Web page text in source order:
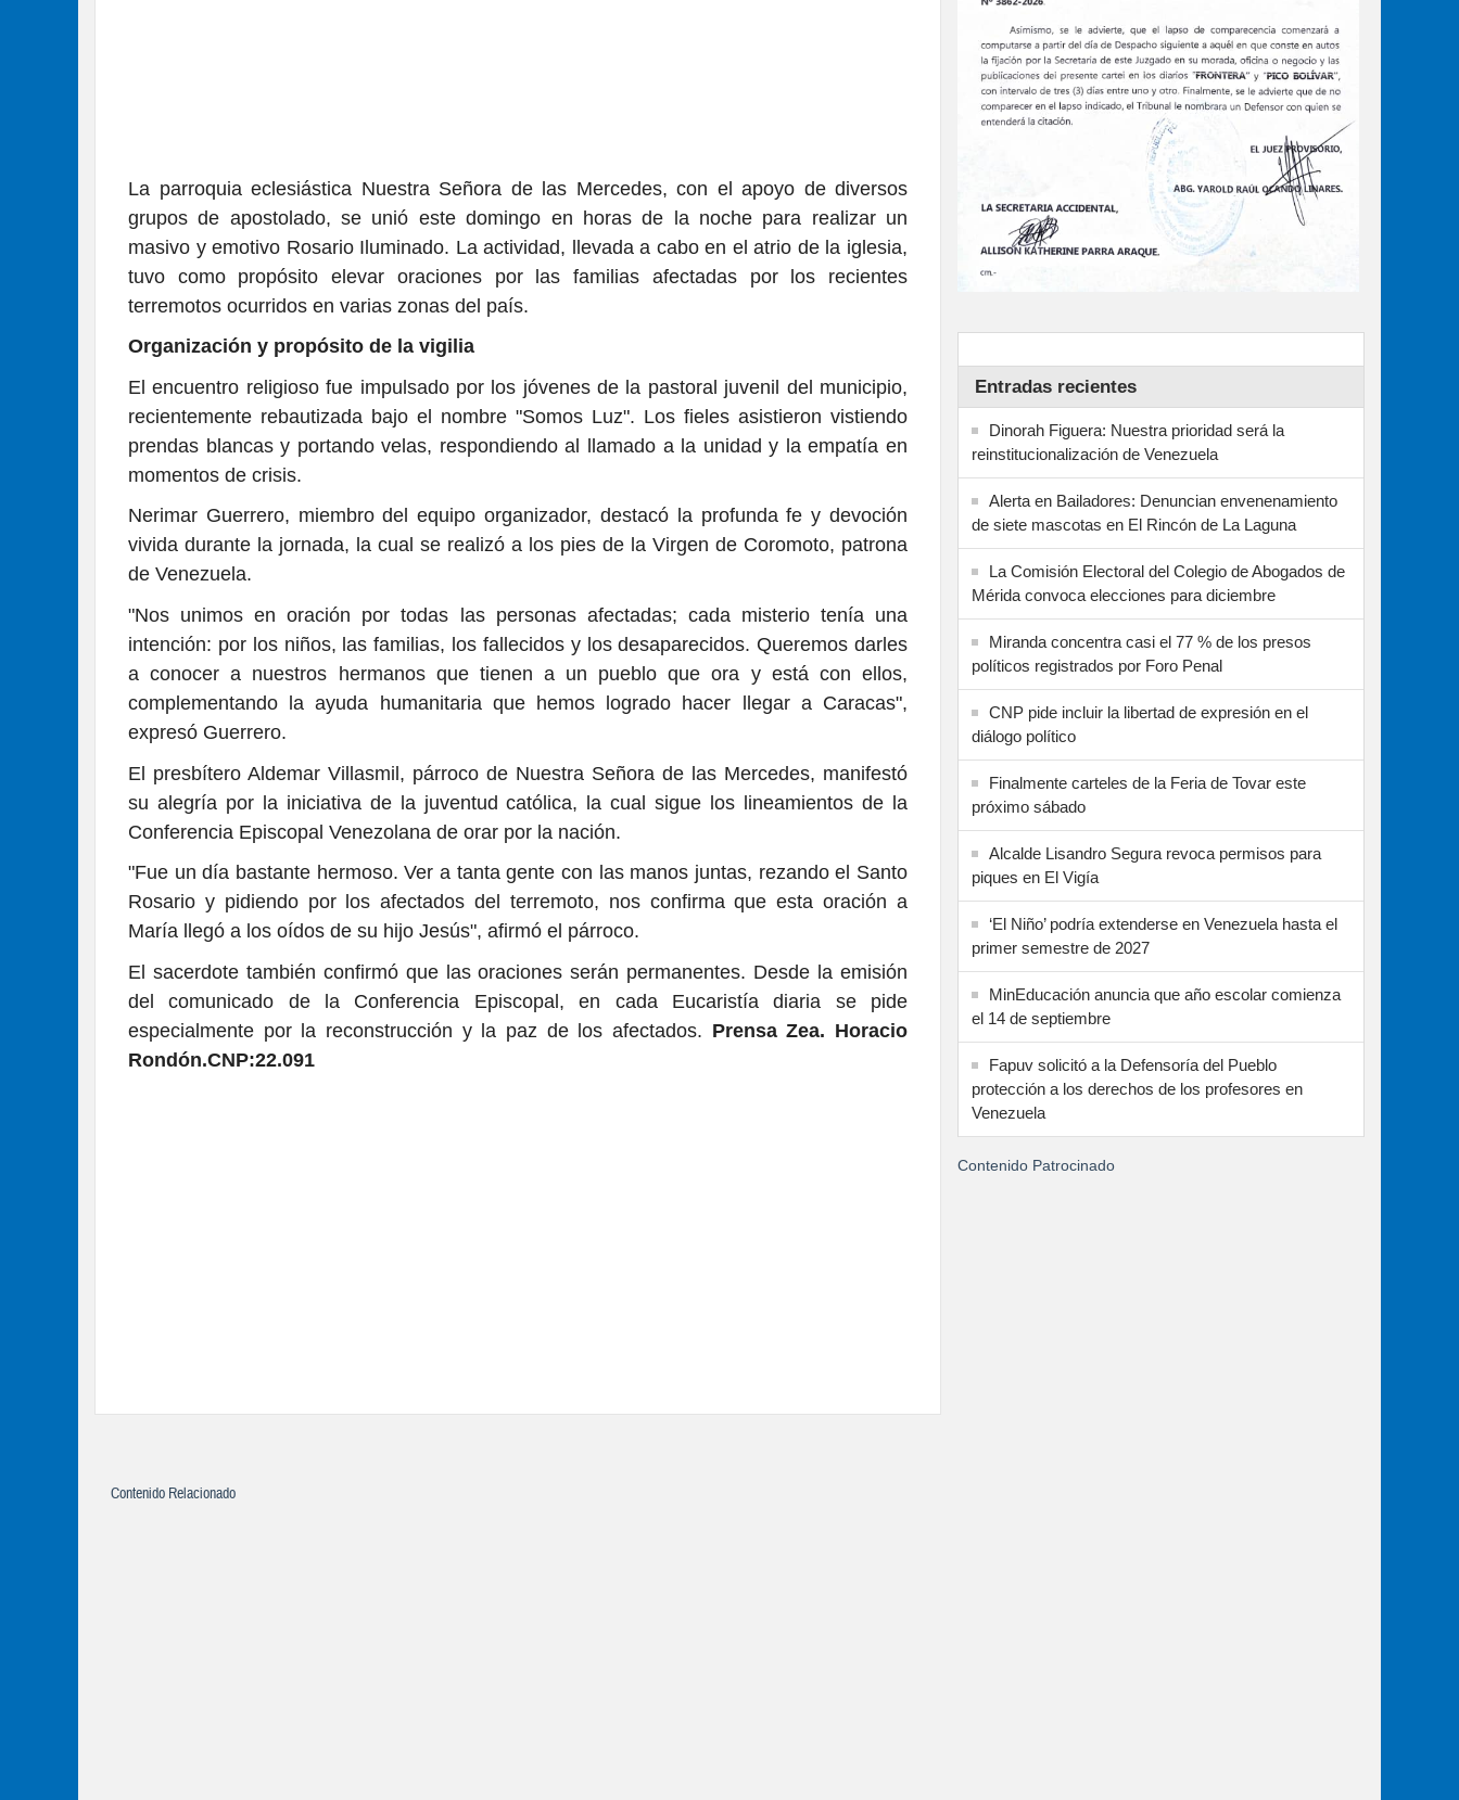
La parroquia eclesiástica Nuestra Señora de las Mercedes, con el apoyo de diversos
grupos de apostolado, se unió este domingo en horas de la noche para realizar un
masivo y emotivo Rosario Iluminado. La actividad, llevada a cabo en el atrio de la iglesia,
tuvo como propósito elevar oraciones por las familias afectadas por los recientes
terremotos ocurridos en varias zonas del país.
Organización y propósito de la vigilia
El encuentro religioso fue impulsado por los jóvenes de la pastoral juvenil del municipio,
recientemente rebautizada bajo el nombre "Somos Luz". Los fieles asistieron vistiendo
prendas blancas y portando velas, respondiendo al llamado a la unidad y la empatía en
momentos de crisis.
Nerimar Guerrero, miembro del equipo organizador, destacó la profunda fe y devoción
vivida durante la jornada, la cual se realizó a los pies de la Virgen de Coromoto, patrona
de Venezuela.
"Nos unimos en oración por todas las personas afectadas; cada misterio tenía una
intención: por los niños, las familias, los fallecidos y los desaparecidos. Queremos darles
a conocer a nuestros hermanos que tienen a un pueblo que ora y está con ellos,
complementando la ayuda humanitaria que hemos logrado hacer llegar a Caracas",
expresó Guerrero.
El presbítero Aldemar Villasmil, párroco de Nuestra Señora de las Mercedes, manifestó
su alegría por la iniciativa de la juventud católica, la cual sigue los lineamientos de la
Conferencia Episcopal Venezolana de orar por la nación.
"Fue un día bastante hermoso. Ver a tanta gente con las manos juntas, rezando el Santo
Rosario y pidiendo por los afectados del terremoto, nos confirma que esta oración a
María llegó a los oídos de su hijo Jesús", afirmó el párroco.
El sacerdote también confirmó que las oraciones serán permanentes. Desde la emisión
del comunicado de la Conferencia Episcopal, en cada Eucaristía diaria se pide
especialmente por la reconstrucción y la paz de los afectados. Prensa Zea. Horacio
Rondón.CNP:22.091
Entradas recientes
Dinorah Figuera: Nuestra prioridad será la
reinstitucionalización de Venezuela
Alerta en Bailadores: Denuncian envenenamiento
de siete mascotas en El Rincón de La Laguna
La Comisión Electoral del Colegio de Abogados de
Mérida convoca elecciones para diciembre
Miranda concentra casi el 77 % de los presos
políticos registrados por Foro Penal
CNP pide incluir la libertad de expresión en el
diálogo político
Finalmente carteles de la Feria de Tovar este
próximo sábado
Alcalde Lisandro Segura revoca permisos para
piques en El Vigía
‘El Niño’ podría extenderse en Venezuela hasta el
primer semestre de 2027
MinEducación anuncia que año escolar comienza
el 14 de septiembre
Fapuv solicitó a la Defensoría del Pueblo
protección a los derechos de los profesores en
Venezuela
Contenido Patrocinado
Contenido Relacionado